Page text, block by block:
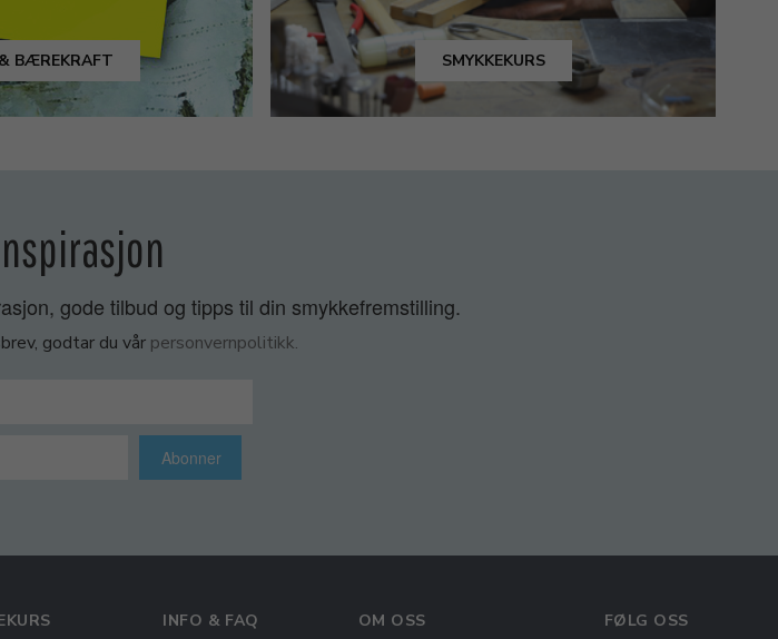
BÆREKRAFT SMYKKEKURS
gode tilbud og tipps til din smykkefremstilling.
godtar du vår personvernpolitikk.
Abonner
INFO & FAQ OM OSS FØLG OSS